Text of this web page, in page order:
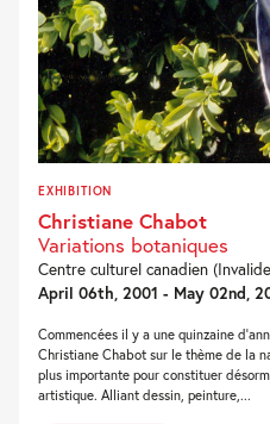
EXHIBITION
Christiane Chabot
Variations botaniques
Centre culturel canadien
April 06th, 2001 - May 02nd,
Commencées il y a une quinzaine
Christiane Chabot sur le thème de la
plus importante pour constituer
artistique. Alliant dessin, peinture,...